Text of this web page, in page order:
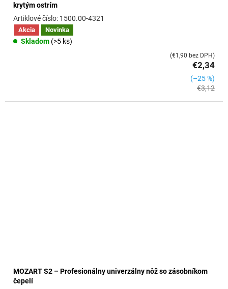
krytým ostrím
Akcia Novinka
Skladom (>5 ks)
1500.00-4321
€3,12
(–25 %)
€2,34
(€1,90 bez DPH)
MOZART S2 – Profesionálny univerzálny nôž so zásobníkom
čepelí